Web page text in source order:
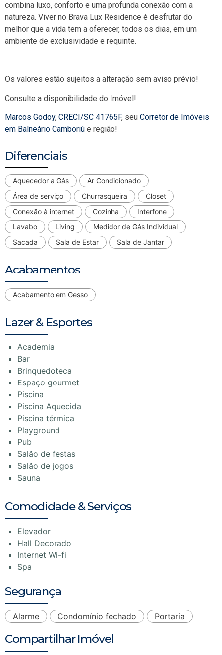
combina luxo, conforto e uma profunda conexão com a
natureza. Viver no Brava Lux Residence é desfrutar do
melhor que a vida tem a oferecer, todos os dias, em um
ambiente de exclusividade e requinte.
Os valores estão sujeitos a alteração sem aviso prévio!
Consulte a disponibilidade do Imóvel!
Marcos Godoy, CRECI/SC 41765F, seu Corretor de Imóveis
em Balneário Camboriú e região!
Diferenciais
Aquecedor a Gás
Ar Condicionado
Área de serviço
Churrasqueira
Closet
Conexão à internet
Cozinha
Interfone
Lavabo
Living
Medidor de Gás Individual
Sacada
Sala de Estar Sala de Jantar
Acabamentos
Acabamento em Gesso
Lazer & Esportes
Academia
Bar
Brinquedoteca
Espaço gourmet
Piscina
Piscina Aquecida
Piscina térmica
Playground
Pub
Salão de festas
Salão de jogos
Sauna
Comodidade & Serviços
Elevador
Hall Decorado
Internet Wi-fi
Spa
Segurança
Alarme Condomínio fechado Portaria
Compartilhar Imóvel